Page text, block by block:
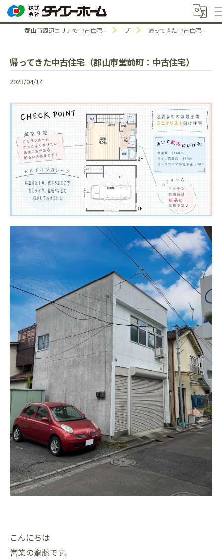
郡山市周辺エリアで中古住宅のことなら株式会社ダイエーホーム ブログ 帰ってきた中古住宅（郡山市堂前町：中古住宅）
帰ってきた中古住宅（郡山市堂前町：中古住宅）
2023/04/14
こんにちは
営業の齋藤です。